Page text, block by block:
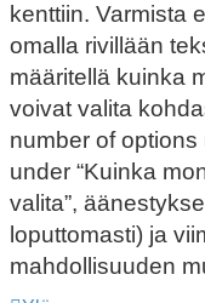
kenttiin. Varmista
omalla rivillään
määritellä kuinka
voivat valita
number of
under “Kuinka
valita”,
loputtomasti) ja
mahdollisuuden